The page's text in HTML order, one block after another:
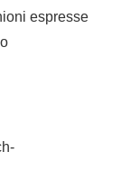
espresse